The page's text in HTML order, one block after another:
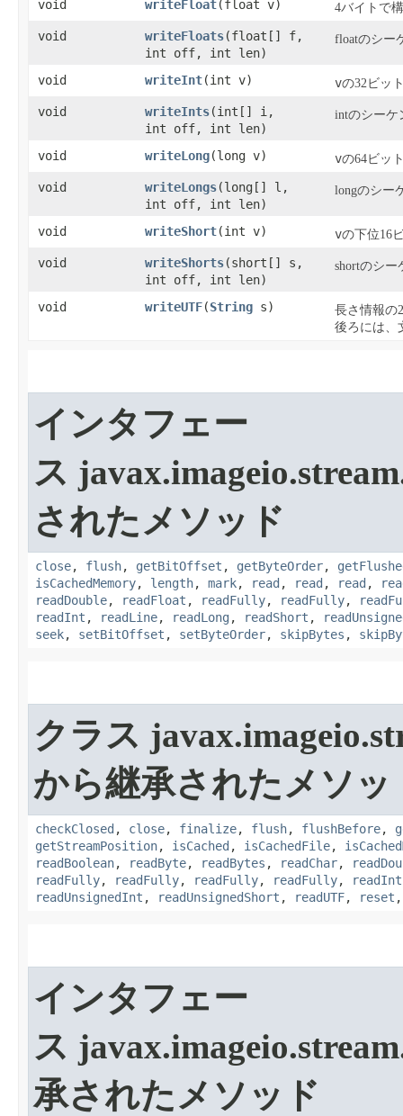
void writeFloat​(float v) 4バイトで
void writeFloats​(float[] f,
int off, int len)
floatのシー
void writeInt​(int v) vの32ビッ
void writeInts​(int[] i,
int off, int len)
intのシーケ
void writeLong​(long v) vの64ビッ
void writeLongs​(long[] l,
int off, int len)
longのシー
void writeShort​(int v) vの下位16
void writeShorts​(short[] s,
int off, int len)
shortのシ
void writeUTF​(String s)
長さ情報の
後ろには、
インタフェー
ス
されたメソッド
close, flush, getBitOffset , getByteOrder,
isCachedMemory, length, mark, read , read , read ,
readDouble, readFloat , readFully, readFully,
readInt , readLine, readLong , readShort ,
seek, setBitOffset , setByteOrder, skipBytes ,
クラス
から継承されたメソッ
checkClosed , close, finalize, flush, flushBefore,
getStreamPosition, isCached , isCachedFile,
readBoolean, readByte, readBytes , readChar,
readFully, readFully, readFully, readFully, readInt
readUnsignedInt , readUnsignedShort , readUTF, reset
インタフェー
ス
承されたメソッド